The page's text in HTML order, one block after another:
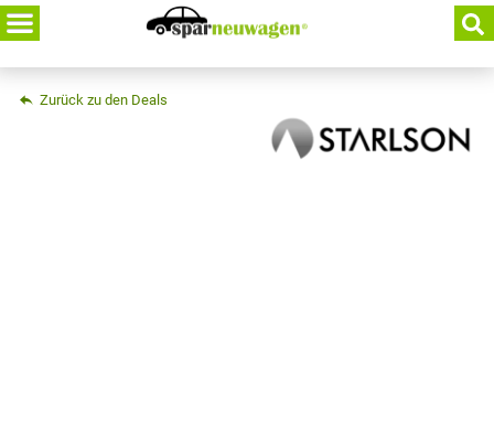
Skip
to
content
Zurück zu den Deals